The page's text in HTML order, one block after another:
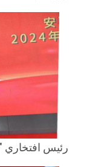
رئيس افتخاري